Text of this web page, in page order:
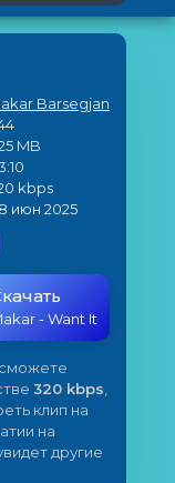
Barsegjan
MB
kbps
июн 2025
- Want It
320 kbps
клип на
на
другие